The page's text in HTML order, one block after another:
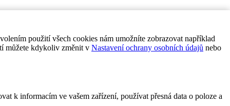
použití všech cookies nám umožníte zobrazovat například
můžete kdykoliv změnit v Nastavení ochrany osobních údajů nebo
k informacím ve vašem zařízení, používat přesná data o poloze a